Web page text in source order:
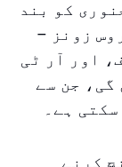
کو بند
زونز –
اور آر ٹی
رہیں گی، جن سے
ہے۔
کرنے